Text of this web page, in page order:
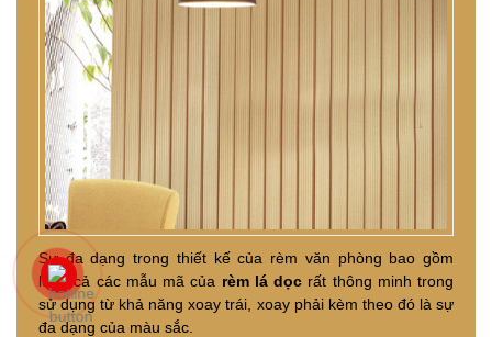
Sự đa dạng trong thiết kế của rèm văn phòng bao gồm
luôn cả các mẫu mã của rèm lá dọc rất thông minh trong
sử dụng từ khả năng xoay trái, xoay phải kèm theo đó là sự
đa dạng của màu sắc.